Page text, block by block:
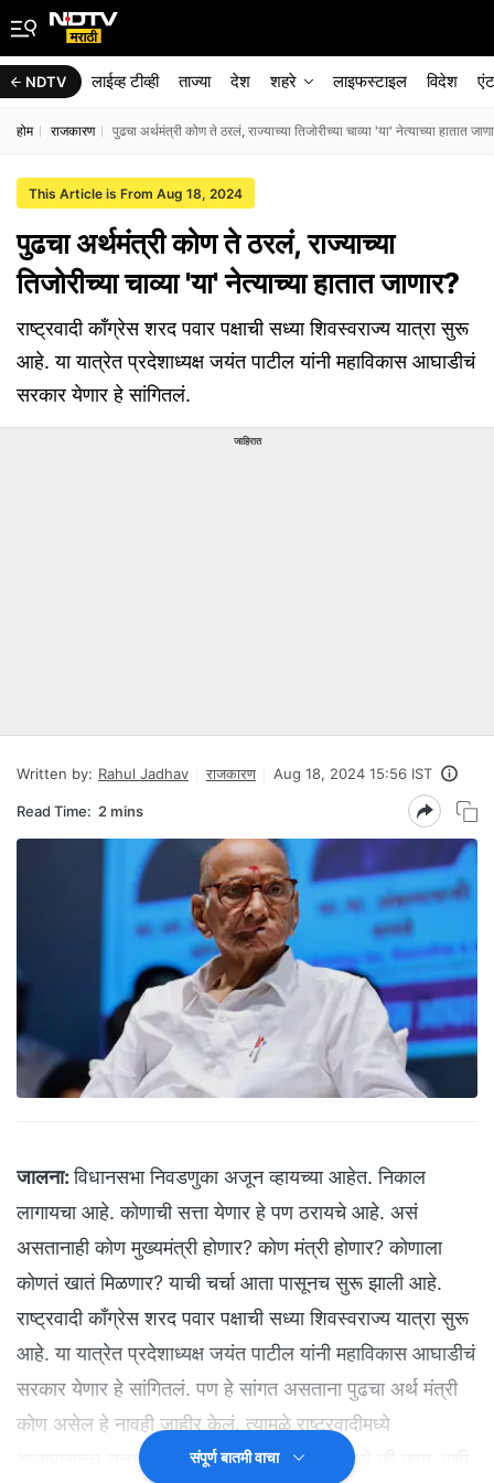
NDTV लाईव्ह टीव्ही ताज्या देश शहरे लाइफस्टाइल विदेश
होम राजकारण पुढचा अर्थमंत्री कोण ते ठरलं, राज्याच्या तिजोरीच्या चाव्या 'या' नेत्याच्या हातात
This Article is From Aug 18, 2024
पुढचा अर्थमंत्री कोण ते ठरलं, राज्याच्या
तिजोरीच्या चाव्या 'या' नेत्याच्या हातात जाणार?
राष्ट्रवादी काँग्रेस शरद पवार पक्षाची सध्या शिवस्वराज्य यात्रा सुरू
आहे. या यात्रेत प्रदेशाध्यक्ष जयंत पाटील यांनी महाविकास आघाडीचं
सरकार येणार हे सांगितलं.
जाहिरात
Written by: Rahul Jadhav राजकारण Aug 18, 2024 15:56 IST
Read Time: 2 mins
जालना: विधानसभा निवडणुका अजून व्हायच्या आहेत. निकाल
लागायचा आहे. कोणाची सत्ता येणार हे पण ठरायचे आहे. असं
असतानाही कोण मुख्यमंत्री होणार? कोण मंत्री होणार? कोणाला
कोणतं खातं मिळणार? याची चर्चा आता पासूनच सुरू झाली आहे.
राष्ट्रवादी काँग्रेस शरद पवार पक्षाची सध्या शिवस्वराज्य यात्रा सुरू
आहे. या यात्रेत प्रदेशाध्यक्ष जयंत पाटील यांनी महाविकास आघाडीचं
सरकार येणार हे सांगितलं. पण हे सांगत असताना पुढचा अर्थ मंत्री
कोण असेल हे नावही जाहीर केलं. त्यामुळे राष्ट्रवादीमध्ये
आतापासूनच सत्ता येण्या आधी खातेवाटपही झाले आहे की काय अशी
संपूर्ण बातमी वाचा